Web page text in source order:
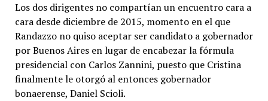
Los dos dirigentes no compartían un encuentro cara a
cara desde diciembre de 2015, momento en el que
Randazzo no quiso aceptar ser candidato a gobernador
por Buenos Aires en lugar de encabezar la fórmula
presidencial con Carlos Zannini, puesto que Cristina
finalmente le otorgó al entonces gobernador
bonaerense, Daniel Scioli.